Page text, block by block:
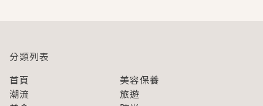
分類列表
首頁
美容保養
潮流
旅遊